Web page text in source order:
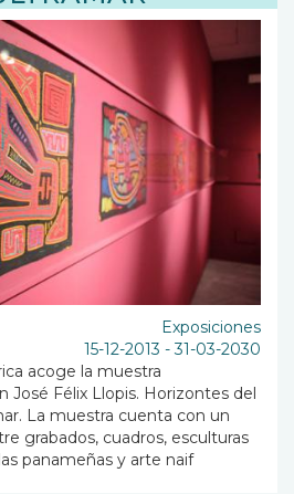
Exposiciones
15-12-2013 -31-03-2030
acoge la muestra
José Félix Llopis. Horizontes del
La muestra cuenta con un
grabados, cuadros, esculturas
panameñas y arte naif